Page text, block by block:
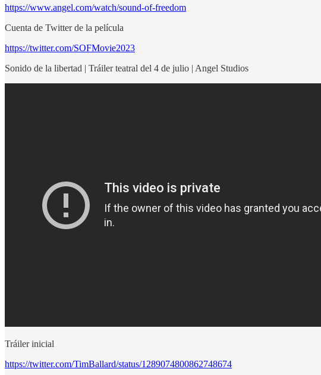
https://www.angel.com/watch/sound-of-freedom
Cuenta de Twitter de la película
https://twitter.com/SOFMovie2023
Sonido de la libertad | Tráiler teatral del 4 de julio | Angel Studios
Tráiler inicial
https://twitter.com/TimBallard/status/1289074800862748674